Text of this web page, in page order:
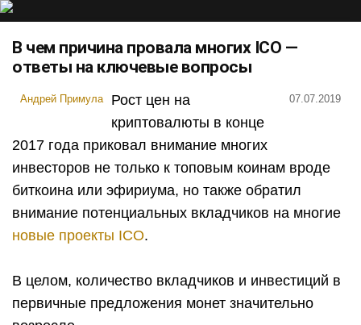
В чем причина провала многих ICO —
ответы на ключевые вопросы
Андрей Примула 07.07.2019
Рост цен на
криптовалюты в конце
2017 года приковал внимание многих
инвесторов не только к топовым коинам вроде
биткоина или эфириума, но также обратил
внимание потенциальных вкладчиков на многие
новые проекты ICO.
В целом, количество вкладчиков и инвестиций в
первичные предложения монет значительно